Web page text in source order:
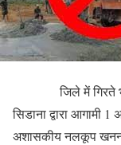
जिले में गिरते भू-
सिडाना द्वारा
अशासकीय नलकूप खनन